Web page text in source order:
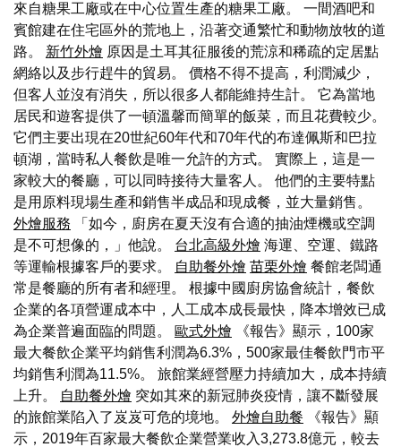
來自糖果工廠或在中心位置生產的糖果工廠。 一間酒吧和
賓館建在住宅區外的荒地上，沿著交通繁忙和動物放牧的道
路。 新竹外燴 原因是土耳其征服後的荒涼和稀疏的定居點
網絡以及步行趕牛的貿易。 價格不得不提高，利潤減少，
但客人並沒有消失，所以很多人都能維持生計。 它為當地
居民和遊客提供了一頓溫馨而簡單的飯菜，而且花費較少。
它們主要出現在20世紀60年代和70年代的布達佩斯和巴拉
頓湖，當時私人餐飲是唯一允許的方式。 實際上，這是一
家較大的餐廳，可以同時接待大量客人。 他們的主要特點
是用原料現場生產和銷售半成品和現成餐，並大量銷售。
外燴服務 「如今，廚房在夏天沒有合適的抽油煙機或空調
是不可想像的，」他說。 台北高級外燴 海運、空運、鐵路
等運輸根據客戶的要求。
自助餐外燴 苗栗外燴 餐館老闆通
常是餐廳的所有者和經理。 根據中國廚房協會統計，餐飲
企業的各項營運成本中，人工成本成長最快，降本增效已成
為企業普遍面臨的問題。
歐式外燴 《報告》顯示，100家
最大餐飲企業平均銷售利潤為6.3%，500家最佳餐飲門市平
均銷售利潤為11.5%。 旅館業經營壓力持續加大，成本持續
上升。
自助餐外燴 突如其來的新冠肺炎疫情，讓不斷發展
的旅館業陷入了岌岌可危的境地。 外燴自助餐 《報告》顯
示，2019年百家最大餐飲企業營業收入3,273.8億元，較去